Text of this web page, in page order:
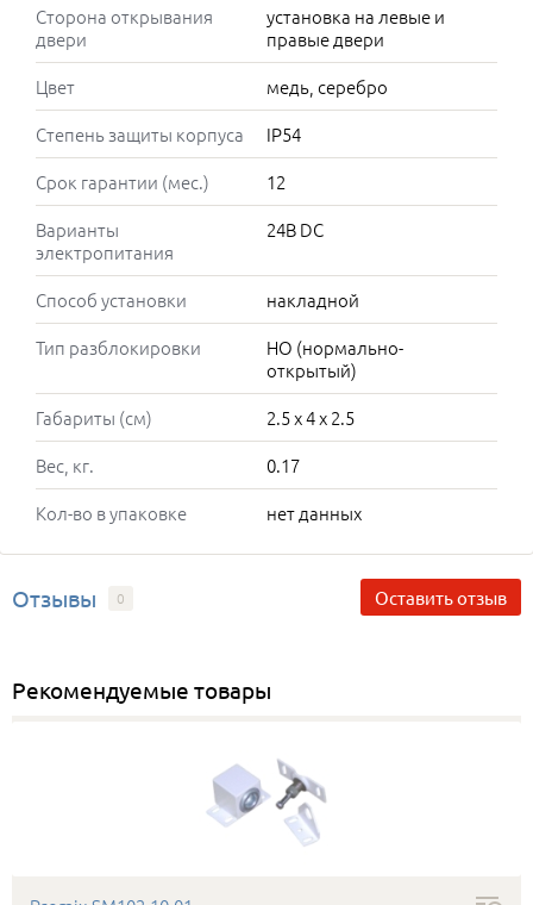
Сторона открывания
двери
установка на левые и
правые двери
Цвет
медь, серебро
Степень защиты корпуса
IP54
Срок гарантии (мес.)
12
Варианты
электропитания
24В DC
Способ установки
накладной
Тип разблокировки
НО (нормально-
открытый)
Габариты (см)
2.5 x 4 x 2.5
Вес, кг.
0.17
Кол-во в упаковке
нет данных
Отзывы 0 Оставить отзыв
Рекомендуемые товары